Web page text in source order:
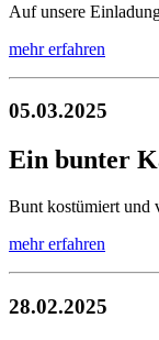
Auf unsere
mehr erfahren
05.03.2025
Ein bunter
Bunt kostümiert und
mehr erfahren
28.02.2025